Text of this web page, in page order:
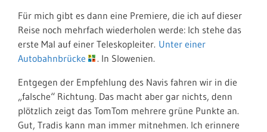
Für mich gibt es dann eine Premiere, die ich auf dieser
Reise noch mehrfach wiederholen werde: Ich stehe das
erste Mal auf einer Teleskopleiter. Unter einer
Autobahnbrücke
. In Slowenien.
Entgegen der Empfehlung des Navis fahren wir in die
„falsche“ Richtung. Das macht aber gar nichts, denn
plötzlich zeigt das TomTom mehrere grüne Punkte an.
Gut, Tradis kann man immer mitnehmen. Ich erinnere